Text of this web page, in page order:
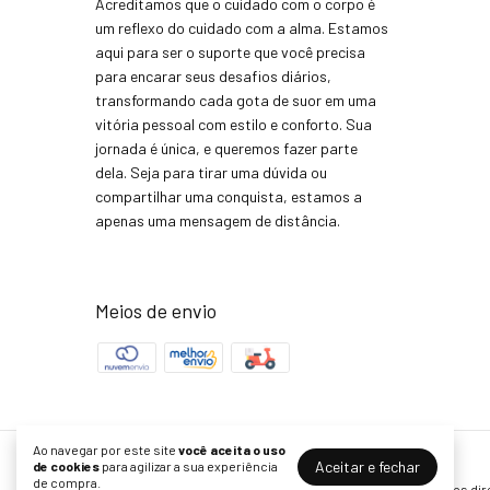
Ao navegar por este site você aceita o uso
de cookies para agilizar a sua experiência
de compra.
Aceitar e fechar
Acreditamos que o cuidado com o corpo é
um reflexo do cuidado com a alma. Estamos
aqui para ser o suporte que você precisa
para encarar seus desafios diários,
transformando cada gota de suor em uma
vitória pessoal com estilo e conforto. Sua
jornada é única, e queremos fazer parte
dela. Seja para tirar uma dúvida ou
compartilhar uma conquista, estamos a
apenas uma mensagem de distância.
Meios de envio
atacadobonitafit